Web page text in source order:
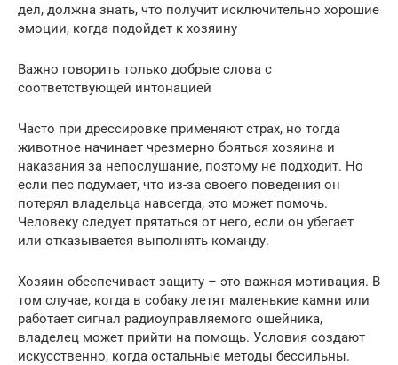
дел, должна знать, что получит исключительно хорошие
эмоции, когда подойдет к хозяину
Важно говорить только добрые слова с
соответствующей интонацией
Часто при дрессировке применяют страх, но тогда
животное начинает чрезмерно бояться хозяина и
наказания за непослушание, поэтому не подходит. Но
если пес подумает, что из-за своего поведения он
потерял владельца навсегда, это может помочь.
Человеку следует прятаться от него, если он убегает
или отказывается выполнять команду.
Хозяин обеспечивает защиту – это важная мотивация. В
том случае, когда в собаку летят маленькие камни или
работает сигнал радиоуправляемого ошейника,
владелец может прийти на помощь. Условия создают
искусственно, когда остальные методы бессильны.